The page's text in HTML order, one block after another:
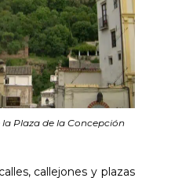
Plaza de la Concepción
callejones y plazas